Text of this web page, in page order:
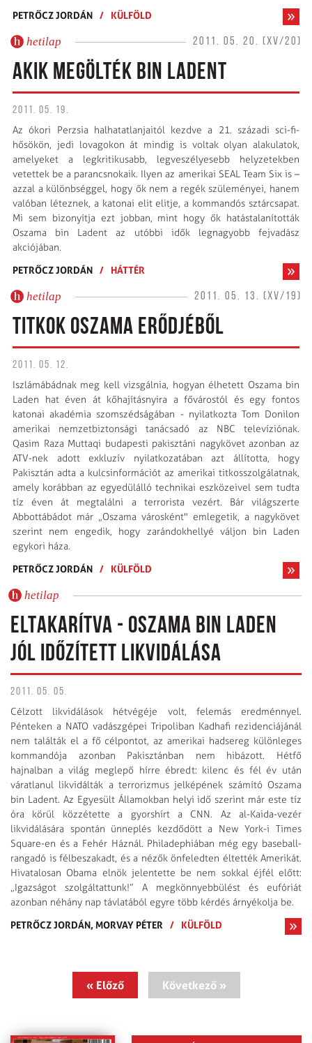
PETRŐCZ JORDÁN / KÜLFÖLD
hetilap 2011. 05. 20. (XV/20)
AKIK MEGÖLTÉK BIN LADENT
2011. 05. 19.
Az ókori Perzsia halhatatlanjaitól kezdve a 21. századi sci-fi-
hősökön, jedi lovagokon át mindig is voltak olyan alakulatok,
amelyeket a legkritikusabb, legveszélyesebb helyzetekben
vetettek be a parancsnokaik. Ilyen az amerikai SEAL Team Six is –
azzal a különbséggel, hogy ők nem a regék szüleményei, hanem
valóban léteznek, a katonai elit elitje, a kommandós sztárcsapat.
Mi sem bizonyítja ezt jobban, mint hogy ők hatástalanították
Oszama bin Ladent az utóbbi idők legnagyobb fejvadász
akciójában.
PETRŐCZ JORDÁN / HÁTTÉR
hetilap 2011. 05. 13. (XV/19)
TITKOK OSZAMA ERŐDJÉBŐL
2011. 05. 12.
Iszlámábádnak meg kell vizsgálnia, hogyan élhetett Oszama bin
Laden hat éven át kőhajításnyira a fővárostól és egy fontos
katonai akadémia szomszédságában - nyilatkozta Tom Donilon
amerikai nemzetbiztonsági tanácsadó az NBC televíziónak.
Qasim Raza Muttaqi budapesti pakisztáni nagykövet azonban az
ATV-nek adott exkluzív nyilatkozatában azt állította, hogy
Pakisztán adta a kulcsinformációt az amerikai titkosszolgálatnak,
amely korábban az egyedülálló technikai eszközeivel sem tudta
tíz éven át megtalálni a terrorista vezért. Bár világszerte
Abbottábádot már „Oszama városként" emlegetik, a nagykövet
szerint nem engedik, hogy zarándokhellyé váljon bin Laden
egykori háza.
PETRŐCZ JORDÁN / KÜLFÖLD
hetilap
ELTAKARÍTVA - OSZAMA BIN LADEN
JÓL IDŐZÍTETT LIKVIDÁLÁSA
2011. 05. 05.
Célzott likvidálások hétvégéje volt, felemás eredménnyel.
Pénteken a NATO vadászgépei Tripoliban Kadhafi rezidenciájánál
nem találták el a fő célpontot, az amerikai hadsereg különleges
kommandója azonban Pakisztánban nem hibázott. Hétfő
hajnalban a világ meglepő hírre ébredt: kilenc és fél év után
váratlanul likvidálták a terrorizmus jelképének számító Oszama
bin Ladent. Az Egyesült Államokban helyi idő szerint már este tíz
óra körül közzétette a gyorshírt a CNN. Az al-Kaida-vezér
likvidálására spontán ünneplés kezdődött a New York-i Times
Square-en és a Fehér Háznál. Philadephiában még egy baseball-
rangadó is félbeszakadt, és a nézők önfeledten éltették Amerikát.
Hivatalosan Obama elnök jelentette be nem sokkal éjfél előtt:
„Igazságot szolgáltattunk!” A megkönnyebbülést és eufóriát
azonban néhány nap távlatából egyre több kérdés árnyékolja be.
PETRŐCZ JORDÁN, MORVAY PÉTER / KÜLFÖLD
« Előző Következő »